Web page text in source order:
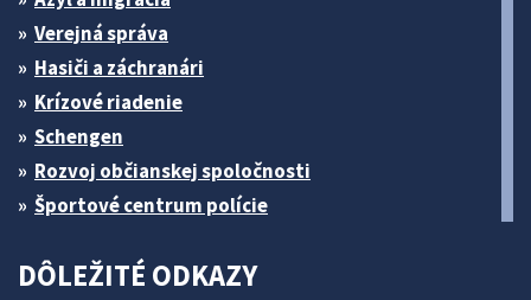
Verejná správa
Hasiči a záchranári
Krízové riadenie
Schengen
Rozvoj občianskej spoločnosti
Športové centrum polície
DÔLEŽITÉ ODKAZY